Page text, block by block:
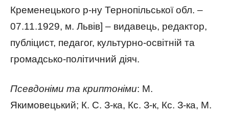
Кременецького р-ну Тернопільської обл. –
07.11.1929, м. Львів] – видавець, редактор,
публіцист, педагог, культурно-освітній та
громадсько-політичний діяч.
Псевдоніми та криптоніми: М.
Якимовецький; К. С. З-ка, Кс. З-к, Кс. З-ка, М.